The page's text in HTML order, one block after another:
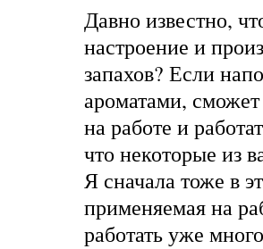
Давно известно,
настроение и
запахов? Если
ароматами,
на работе и
что некоторые из
Я сначала тоже в
применяемая на
работать уже